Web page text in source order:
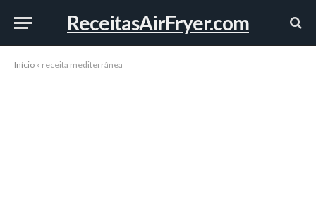
ReceitasAirFryer.com
Início » receita mediterrânea